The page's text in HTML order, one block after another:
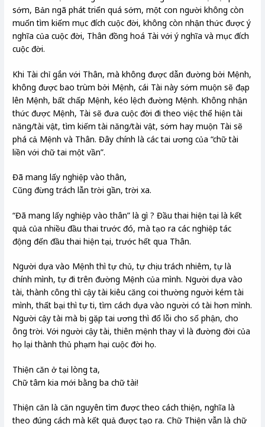
sớm, Bản ngã phát triển quá sớm, một con người không còn
muốn tìm kiếm mục đích cuộc đời, không còn nhận thức được ý
nghĩa của cuộc đời, Thân đồng hoá Tài với ý nghĩa và mục đích
cuộc đời.
Khi Tài chỉ gắn với Thân, mà không được dẫn đường bởi Mệnh,
không được bao trùm bởi Mệnh, cái Tài này sớm muộn sẽ đạp
lên Mệnh, bất chấp Mệnh, kéo lệch đường Mệnh. Không nhận
thức được Mệnh, Tài sẽ đưa cuộc đời đi theo việc thể hiện tài
năng/tài vật, tìm kiếm tài năng/tài vật, sớm hay muộn Tài sẽ
phá cả Mệnh và Thân. Đây chính là các tai ương của “chữ tài
liền với chữ tai một vần”.
Đã mang lấy nghiệp vào thân,
Cũng đừng trách lẫn trời gần, trời xa.
“Đã mang lấy nghiệp vào thân” là gì ? Đầu thai hiện tại là kết
quả của nhiều đầu thai trước đó, mà tạo ra các nghiệp tác
động đến đầu thai hiện tại, trước hết qua Thân.
Người dựa vào Mệnh thì tự chủ, tự chịu trách nhiêm, tự là
chính mình, tự đi trên đường Mệnh của mình. Người dựa vào
tài, thành công thì cậy tài kiêu căng coi thường người kém tài
mình, thất bại thì tự ti, tìm cách dựa vào người có tài hơn mình.
Người cậy tài mà bị gặp tai ương thì đổ lỗi cho số phận, cho
ông trời. Với người cậy tài, thiên mệnh thay vì là đường đời của
họ lại thành thủ phạm hại cuộc đời họ.
Thiện căn ở tại lòng ta,
Chữ tâm kia mới bằng ba chữ tài!
Thiện căn là căn nguyên tìm được theo cách thiện, nghĩa là
theo đúng cách mà kết quả được tạo ra. Chữ Thiện vẫn là chữ